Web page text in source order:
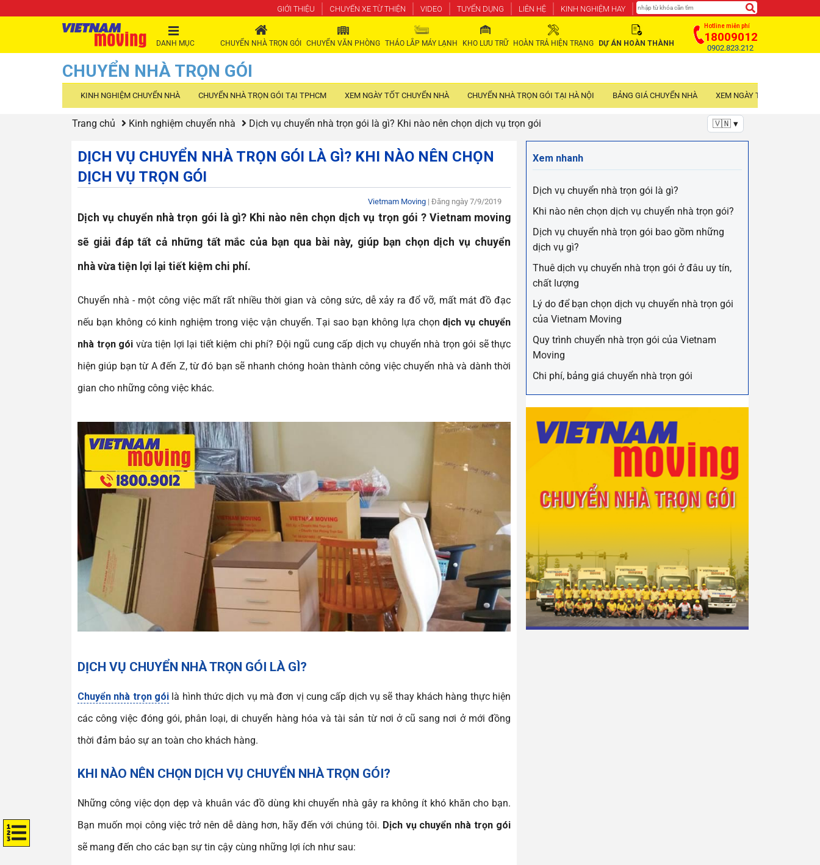
GIỚI THIỆU CHUYẾN XE TỪ THIỆN VIDEO TUYỂN DỤNG LIÊN HỆ KINH NGHIỆM HAY
Hotline miễn phí
18009012
0902.823.212
CHUYỂN NHÀ TRỌN GÓI CHUYỂN VĂN PHÒNG THÁO LẮP MÁY LẠNH KHO LƯU TRỮ HOÀN TRẢ HIỆN TRẠNG DỰ ÁN HOÀN THÀNH
DANH MỤC
CHUYỂN NHÀ TRỌN GÓI
KINH NGHIỆM CHUYỂN NHÀ CHUYỂN NHÀ TRỌN GÓI TẠI TPHCM XEM NGÀY TỐT CHUYỂN NHÀ CHUYỂN NHÀ TRỌN GÓI TẠI HÀ NỘI BẢNG GIÁ CHUYỂN NHÀ XEM NGÀY TỐT NHẬP TRẠCH
Trang chủ Kinh nghiệm chuyển nhà Dịch vụ chuyển nhà trọn gói là gì? Khi nào nên chọn dịch vụ trọn gói 🇻🇳 ▾
DỊCH VỤ CHUYỂN NHÀ TRỌN GÓI LÀ GÌ? KHI NÀO NÊN CHỌN
DỊCH VỤ TRỌN GÓI
Vietmam Moving | Đăng ngày 7/9/2019
Dịch vụ chuyển nhà trọn gói là gì? Khi nào nên chọn dịch vụ trọn gói ? Vietnam moving
sẽ giải đáp tất cả những tất mắc của bạn qua bài này, giúp bạn chọn dịch vụ chuyển
nhà vừa tiện lợi lại tiết kiệm chi phí.
Chuyển nhà - một công việc mất rất nhiều thời gian và công sức, dễ xảy ra đổ vỡ, mất mát đồ đạc
nếu bạn không có kinh nghiệm trong việc vận chuyển. Tại sao bạn không lựa chọn dịch vụ chuyển
nhà trọn gói vừa tiện lợi lại tiết kiệm chi phí? Đội ngũ cung cấp dịch vụ chuyển nhà trọn gói sẽ thực
hiện giúp bạn từ A đến Z, từ đó bạn sẽ nhanh chóng hoàn thành công việc chuyển nhà và dành thời
gian cho những công việc khác.
DỊCH VỤ CHUYỂN NHÀ TRỌN GÓI LÀ GÌ?
Chuyển nhà trọn gói là hình thức dịch vụ mà đơn vị cung cấp dịch vụ sẽ thay khách hàng thực hiện
các công việc đóng gói, phân loại, di chuyển hàng hóa và tài sản từ nơi ở cũ sang nơi ở mới đồng
thời đảm bảo sự an toàn cho khách hàng.
KHI NÀO NÊN CHỌN DỊCH VỤ CHUYỂN NHÀ TRỌN GÓI?
Những công việc dọn dẹp và khuân vác đồ dùng khi chuyển nhà gây ra không ít khó khăn cho bạn.
Bạn muốn mọi công việc trở nên dễ dàng hơn, hãy đến với chúng tôi. Dịch vụ chuyển nhà trọn gói
sẽ mang đến cho các bạn sự tin cậy cùng những lợi ích như sau:
Xem nhanh
Dịch vụ chuyển nhà trọn gói là gì?
Khi nào nên chọn dịch vụ chuyển nhà trọn gói?
Dịch vụ chuyển nhà trọn gói bao gồm những
dịch vụ gì?
Thuê dịch vụ chuyển nhà trọn gói ở đâu uy tín,
chất lượng
Lý do để bạn chọn dịch vụ chuyển nhà trọn gói
của Vietnam Moving
Quy trình chuyển nhà trọn gói của Vietnam
Moving
Chi phí, bảng giá chuyển nhà trọn gói